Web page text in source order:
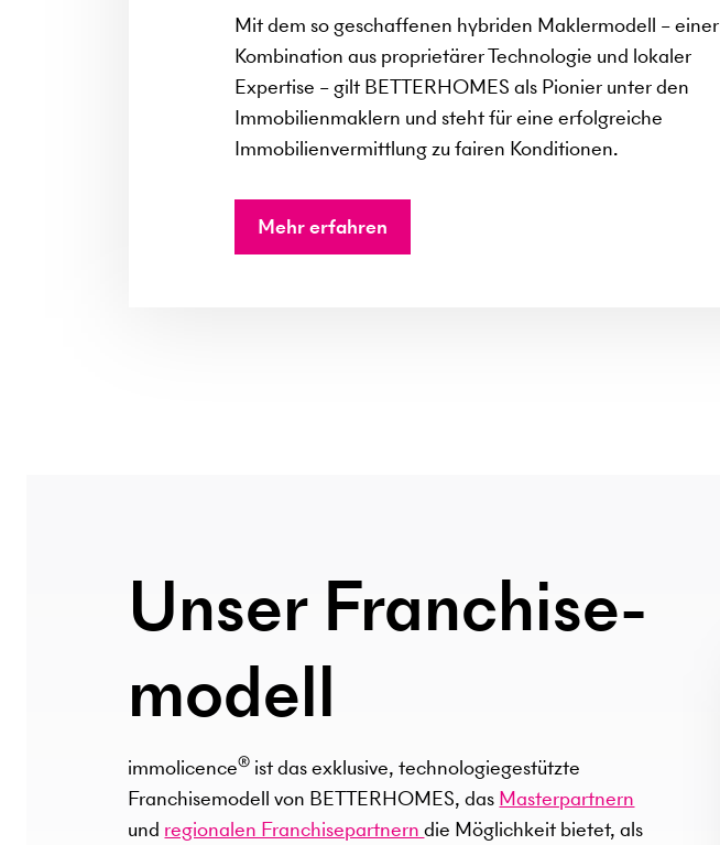
Mit dem so geschaffenen hybriden Maklermodell – einer
Kombination aus proprietärer Technologie und lokaler
Expertise – gilt BETTERHOMES als Pionier unter den
Immobilienmaklern und steht für eine erfolgreiche
Immobilienvermittlung zu fairen Konditionen.
Mehr erfahren
Unser Franchise­
modell
immolicence® ist das exklusive, technologiegestützte
Franchisemodell von BETTERHOMES, das Masterpartnern
und regionalen Franchisepartnerndie Möglichkeit bietet, als